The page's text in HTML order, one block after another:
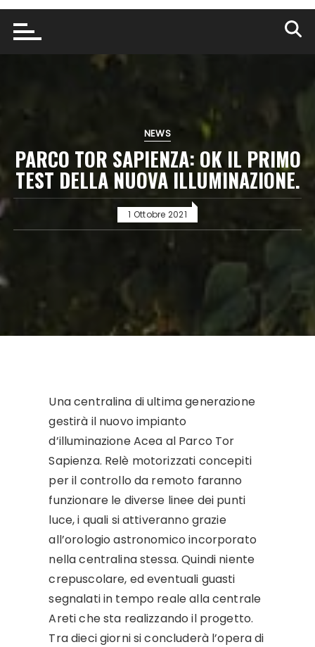
NEWS
PARCO TOR SAPIENZA: OK IL PRIMO
TEST DELLA NUOVA ILLUMINAZIONE.
1 Ottobre 2021
Una centralina di ultima generazione
gestirà il nuovo impianto
d’illuminazione Acea al Parco Tor
Sapienza. Relè motorizzati concepiti
per il controllo da remoto faranno
funzionare le diverse linee dei punti
luce, i quali si attiveranno grazie
all’orologio astronomico incorporato
nella centralina stessa. Quindi niente
crepuscolare, ed eventuali guasti
segnalati in tempo reale alla centrale
Areti che sta realizzando il progetto.
Tra dieci giorni si concluderà l’opera di